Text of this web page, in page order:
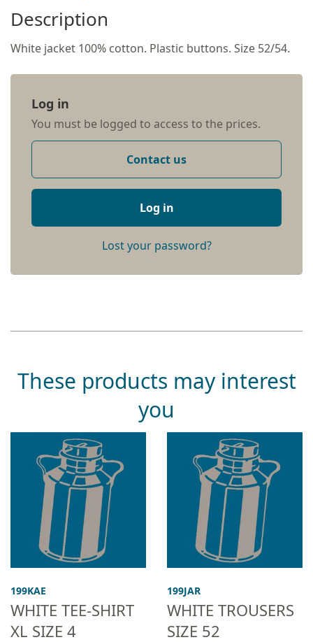
Description
White jacket 100% cotton. Plastic buttons. Size 52/54.
Log in
You must be logged to access to the prices.
Contact us
Log in
Lost your password?
These products may interest
you
199KAE
WHITE TEE-SHIRT
XL SIZE 4
199JAR
WHITE TROUSERS
SIZE 52